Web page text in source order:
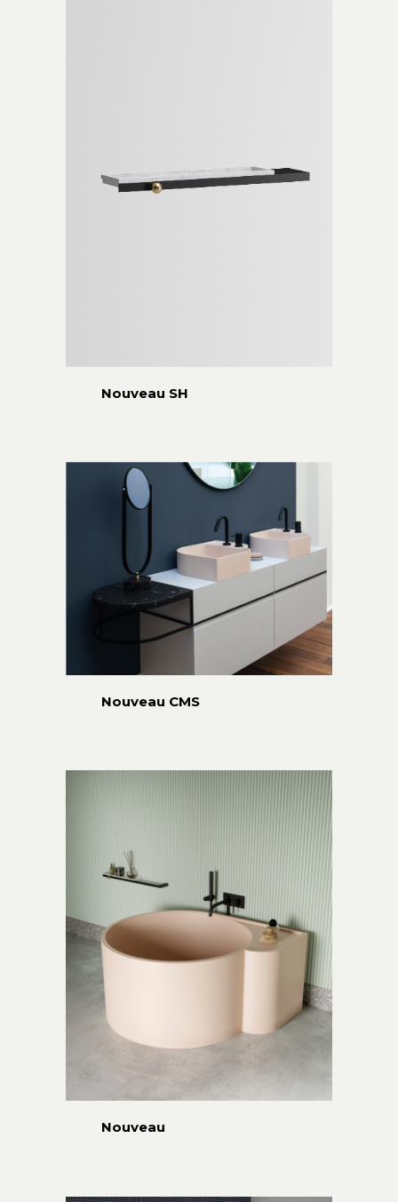
Nouveau SH
Nouveau CMS
Nouveau